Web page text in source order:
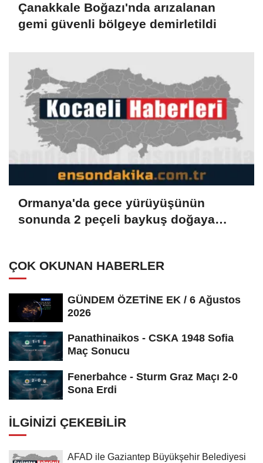
Çanakkale Boğazı'nda arızalanan
gemi güvenli bölgeye demirletildi
Ormanya'da gece yürüyüşünün
sonunda 2 peçeli baykuş doğaya
ÇOK OKUNAN HABERLER
GÜNDEM ÖZETİNE EK / 6 Ağustos
2026
Panathinaikos - CSKA 1948 Sofia
Maç Sonucu
Fenerbahce - Sturm Graz Maçı 2-0
Sona Erdi
İLGINIZI ÇEKEBILIR
AFAD ile Gaziantep Büyükşehir Belediyesi